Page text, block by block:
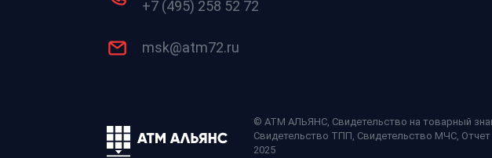
+7 (495) 258 52 72
msk@atm72.ru
© АТМ АЛЬЯНС, Свидетельство на товарный
Свидетельство ТПП Свидетельство МЧС
2025